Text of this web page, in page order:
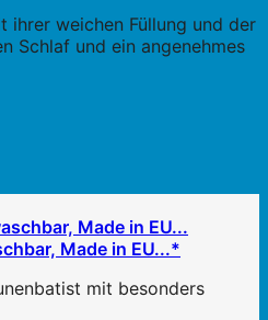
ihrer weichen Füllung und der
Schlaf und ein angenehmes
Made in EU...*
mit besonders